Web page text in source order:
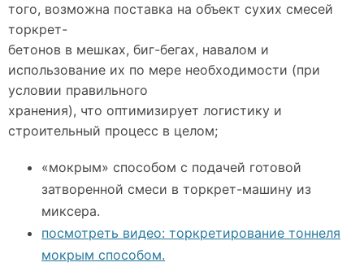
того, возможна поставка на объект сухих смесей
торкрет-
бетонов в мешках, биг-бегах, навалом и
использование их по мере необходимости (при
условии правильного
хранения), что оптимизирует логистику и
строительный процесс в целом;
«мокрым» способом с подачей готовой
затворенной смеси в торкрет-машину из
миксера.
посмотреть видео: торкретирование тоннеля
мокрым способом.